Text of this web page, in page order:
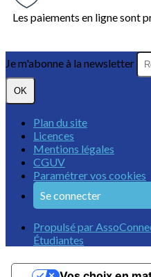
Les paiements en ligne sont
Je m'abonne à la newsletter
OK
Plan du site
Licences
Mentions légales
CGUV
Paramétrer vos cookies
Se connecter
Propulsé par
Étudiantes